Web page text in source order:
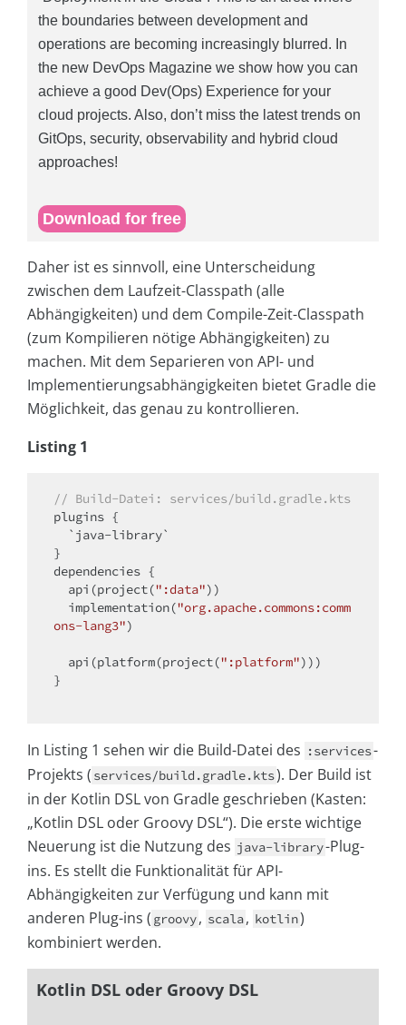
the boundaries between development and
operations are becoming increasingly blurred. In
the new DevOps Magazine we show how you can
achieve a good Dev(Ops) Experience for your
cloud projects. Also, don’t miss the latest trends on
GitOps, security, observability and hybrid cloud
approaches!
Download for free
Daher ist es sinnvoll, eine Unterscheidung
zwischen dem Laufzeit-Classpath (alle
Abhängigkeiten) und dem Compile-Zeit-Classpath
(zum Kompilieren nötige Abhängigkeiten) zu
machen. Mit dem Separieren von API- und
Implementierungsabhängigkeiten bietet Gradle die
Möglichkeit, das genau zu kontrollieren.
Listing 1
// Build-Datei: services/build.gradle.kts
plugins {
}
dependencies {
  api(project(
":data"))
  implementation(
"org.apache.commons:comm
ons-lang3")
  api(platform(project(
":platform")))
}
In Listing 1 sehen wir die Build-Datei des :services-
Projekts ( services/build.gradle.kts). Der Build ist
in der Kotlin DSL von Gradle geschrieben (Kasten:
„Kotlin DSL oder Groovy DSL“). Die erste wichtige
Neuerung ist die Nutzung des java-library-Plug-
ins. Es stellt die Funktionalität für API-
Abhängigkeiten zur Verfügung und kann mit
anderen Plug-ins ( groovy, scala, kotlin)
kombiniert werden.
Kotlin DSL oder Groovy DSL